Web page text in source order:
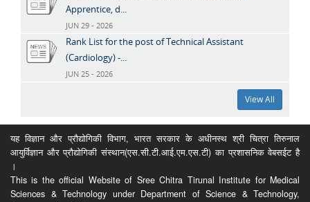
Apprentice, d...
JUN 29 - 2026
Rank List for the post of Technical Assistant
(Cardiology) -...
JUN 25 - 2026
View All
यह विज्ञान और प्रौद्योगिकी विभाग, भारत सरकार के अधीनस्थ श्री चित्रा तिरुनाल
आयुर्विज्ञान और प्रौद्योगिकी संस्थान(एस.सी.टी.आई.एम.एस.टी) का प्रशासनिक वेबसईट है
।
This is the official Website of Sree Chitra Tirunal Institute for Medical
Sciences & Technology under Department of Science & Technology,